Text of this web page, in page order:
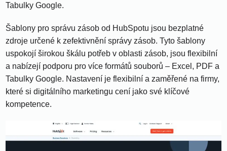
Tabulky Google.
Šablony pro správu zásob od HubSpotu jsou bezplatné
zdroje určené k zefektivnění správy zásob. Tyto šablony
uspokojí širokou škálu potřeb v oblasti zásob, jsou flexibilní
a nabízejí podporu pro více formátů souborů – Excel, PDF a
Tabulky Google. Nastavení je flexibilní a zaměřené na firmy,
které si digitálního marketingu cení jako své klíčové
kompetence.